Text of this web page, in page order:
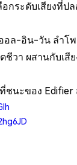
กระดับเสียงที่ป
อล-อิน-วัน ลำโ
ชีวา ผสานกับเ
นะของ Edifier